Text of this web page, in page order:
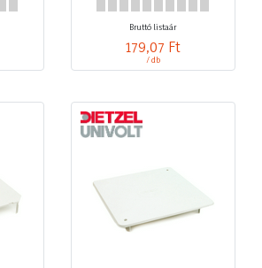
Bruttó listaár
179,07 Ft
/ db